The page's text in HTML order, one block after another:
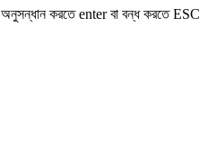
অনুসন্ধান করতে enter বা বন্ধ করতে ESC